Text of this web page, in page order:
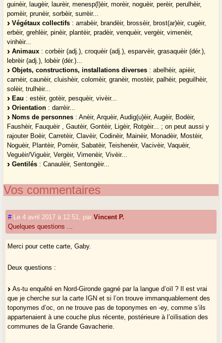
guinèir, laugèir, laurèir, menesp(l)èir, morèir, noguèir, perèir, perulhèir,
pomèir, prunèir, sorbèir, surrèir...
Végétaux collectifs : arrabèir, brandèir, brossèir, brost(ar)èir, cugèir,
erbèir, grehlèir, pinèir, plantèir, pradèir, venquèir, vergèir, vimenèir,
vinhèir...
Animaux : corbèir (adj.), croquèir (adj.), esparvèir, grasaquèir (dér.),
lebrèir (adj.), lobèir (dér.)...
Objets, constructions, installations diverses : abelhèir, apièir,
carnèir, caunèir, cluishèir, colomèir, granèir, mostèir, palhèir, peguilhèir,
solèir, trulhèir...
Eau : estèir, gotèir, pesquèir, vivèir...
Orientation : darrèir...
Noms de personnes : Anèir, Arquèir, Audig(u)èir, Augèir, Bodèir,
Faushèir, Fauquèir , Gautèir, Gontèir, Ligèir, Rotgèir... ; on peut aussi y
rajouter Boèir, Carretèir, Clavèir, Codinèir, Mainèir, Monadèir, Mostèir,
Noguèir, Plantèir, Pomèir, Sabatèir, Teishenèir, Vacivèir, Vaquèir,
Veguèir/Viguèir, Vergèir, Vimenèir, Vivèir...
Gentilés : Canaulèir, Sentongèir...
Vos commentaires
# Le 4 avril 2017 à 12:51 parVincent P.
Quelques questions ...
Merci pour cette carte, Gaby.
Deux questions :
As-tu enquêté en Nord-Gironde gagné par la langue d’oïl ? Il est vrai
que je cherche sur la carte IGN et si l’on trouve immanquablement des
toponymes d’oc, on ne trouve pas de toponymes en -ey, comme s’ils
appartenaient à une couche plus récente, postérieure à l’oïlisation des
communes de la Grande Gavacherie.